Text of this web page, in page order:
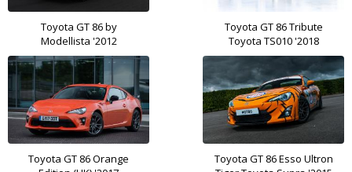
Toyota GT 86 by
Modellista '2012
Toyota GT 86 Tribute
Toyota TS010 '2018
Toyota GT 86 Orange
Toyota GT 86 Esso Ultron